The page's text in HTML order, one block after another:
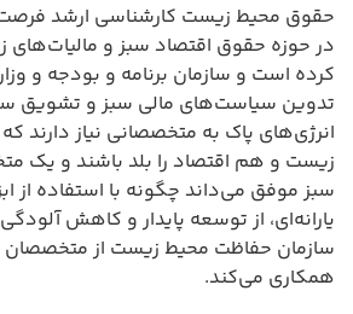
حقوق محیط زیست کارشناسی ارشد
در حوزه حقوق اقتصاد سبز و
کرده است و سازمان برنامه و بودجه و
تدوین سیاست‌های مالی سبز و تشویق
انرژی‌های پاک به متخصصانی نیاز
زیست و هم اقتصاد را بلد باشند و یک
سبز موفق می‌داند چگونه با استفاده از
یارانه‌ای، از توسعه پایدار و کاهش
سازمان حفاظت محیط زیست از
همکاری می‌کند.